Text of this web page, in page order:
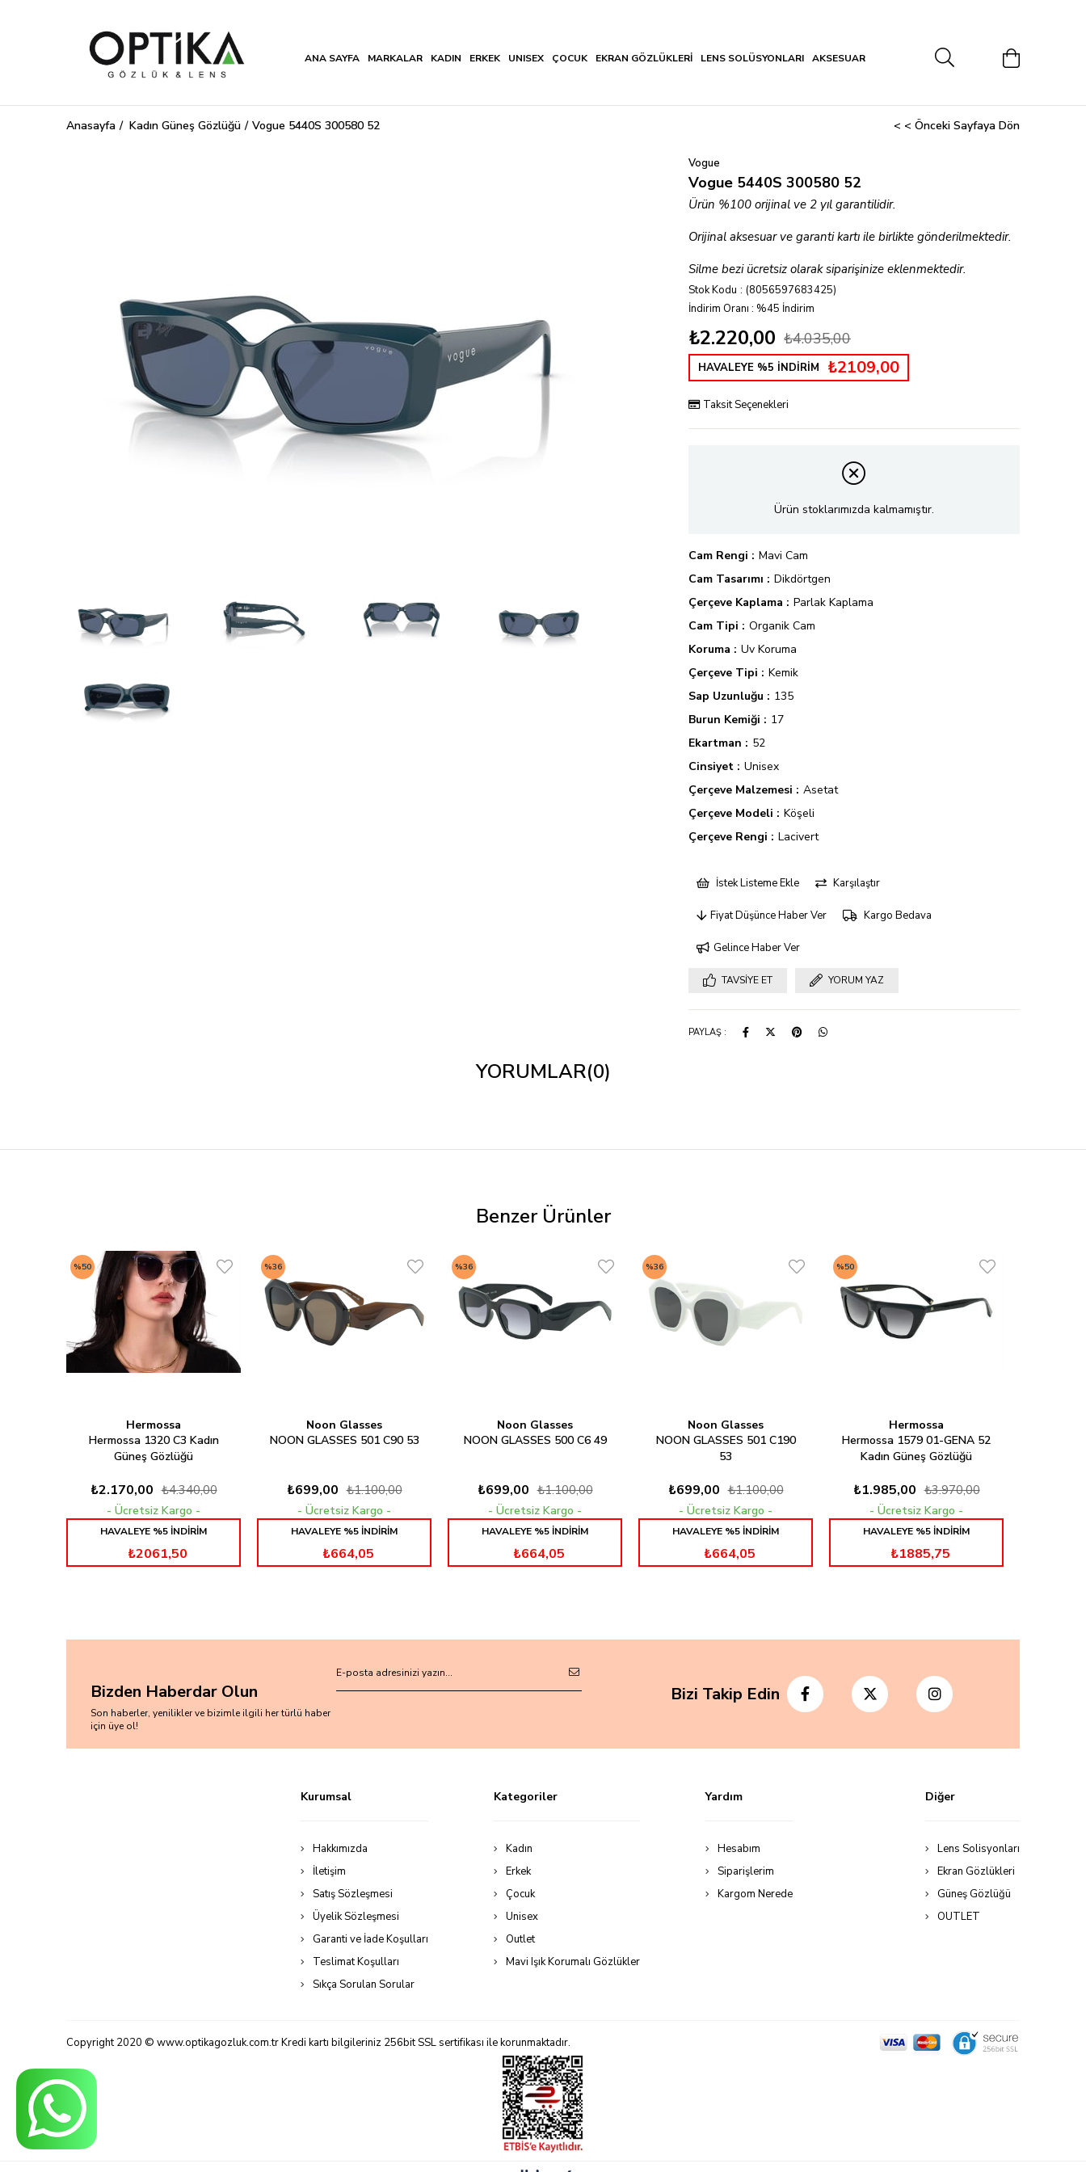
ANA SAYFA MARKALAR KADIN ERKEK UNISEX ÇOCUK EKRAN GÖZLÜKLERİ LENS SOLÜSYONLARI AKSESUAR
Anasayfa Kadın Güneş Gözlüğü Vogue 5440S 300580 52 < < Önceki Sayfaya Dön
Vogue
Vogue 5440S 300580 52
Ürün %100 orijinal ve 2 yıl garantilidir.
Orijinal aksesuar ve garanti kartı ile birlikte gönderilmektedir.
Silme bezi ücretsiz olarak siparişinize eklenmektedir.
Stok Kodu
(8056597683425)
İndirim Oranı : %45 İndirim
₺4.035,00
₺2.220,00
HAVALEYE %5 İNDİRİM ₺2109,00
Taksit Seçenekleri
Ürün stoklarımızda kalmamıştır.
Cam Rengi
Mavi Cam
Cam Tasarımı
Dikdörtgen
Çerçeve Kaplama
Parlak Kaplama
Cam Tipi
Organik Cam
Koruma
Uv Koruma
Çerçeve Tipi
Kemik
Sap Uzunluğu
135
Burun Kemiği
17
Ekartman
52
Cinsiyet
Unisex
Çerçeve Malzemesi
Asetat
Çerçeve Modeli
Köşeli
Çerçeve Rengi
Lacivert
İstek Listeme Ekle Karşılaştır
Fiyat Düşünce Haber Ver Kargo Bedava
Gelince Haber Ver
TAVSIYE ET YORUM YAZ
PAYLAŞ :
YORUMLAR(0)
Benzer Ürünler
Hermossa
Hermossa 1320 C3 Kadın
Güneş Gözlüğü
₺2.170,00 ₺4.340,00
Ücretsiz Kargo
HAVALEYE %5 İNDİRİM
₺2061,50
%50
Noon Glasses
NOON GLASSES 501 C90 53
₺699,00 ₺1.100,00
Ücretsiz Kargo
HAVALEYE %5 İNDİRİM
₺664,05
%36
Noon Glasses
NOON GLASSES 500 C6 49
₺699,00 ₺1.100,00
Ücretsiz Kargo
HAVALEYE %5 İNDİRİM
₺664,05
%36
Noon Glasses
NOON GLASSES 501 C190
53
₺699,00 ₺1.100,00
Ücretsiz Kargo
HAVALEYE %5 İNDİRİM
₺664,05
%36
Hermossa
Hermossa 1579 01-GENA 52
Kadın Güneş Gözlüğü
₺1.985,00 ₺3.970,00
Ücretsiz Kargo
HAVALEYE %5 İNDİRİM
₺1885,75
%50
Bizden Haberdar Olun
Son haberler, yenilikler ve bizimle ilgili her türlü haber
için üye ol!
Bizi Takip Edin
Kurumsal
Hakkımızda
İletişim
Satış Sözleşmesi
Üyelik Sözleşmesi
Garanti ve İade Koşulları
Teslimat Koşulları
Sıkça Sorulan Sorular
Kategoriler
Kadın
Erkek
Çocuk
Unisex
Outlet
Mavi Işık Korumalı Gözlükler
Yardım
Hesabım
Siparişlerim
Kargom Nerede
Diğer
Lens Solisyonları
Ekran Gözlükleri
Güneş Gözlüğü
OUTLET
Copyright 2020 © www.optikagozluk.com.tr Kredi kartı bilgileriniz 256bit SSL sertifikası ile korunmaktadır.